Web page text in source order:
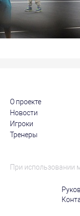
О проекте
Новости
Игроки
Тренеры
При использовании